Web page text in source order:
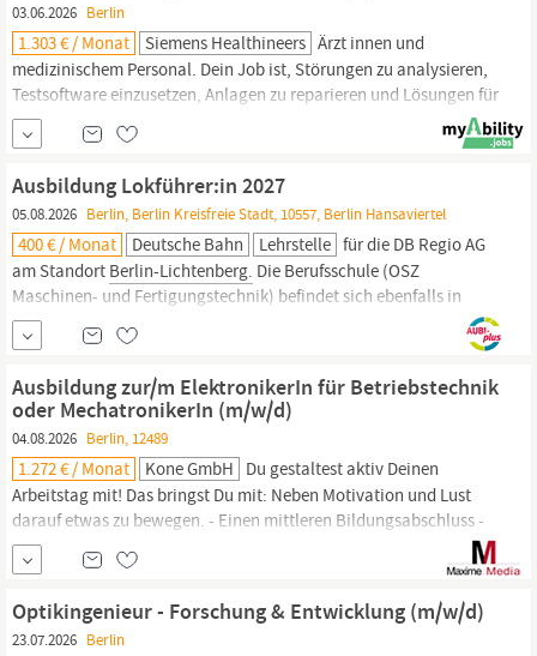
03.06.2026 Berlin
1.303 € / Monat Siemens Healthineers Ärzt innen und
medizinischem Personal. Dein Job ist, Störungen zu analysieren,
Testsoftware einzusetzen, Anlagen zu reparieren und Lösungen für
technische Probleme zu finden. Deine Arbeit ist superwichtig,
denn du sicherst die Qualität der Geräte und sorgst für zufriedene
undPhysikhast und...
Ausbildung Lokführer:in 2027
05.08.2026 Berlin, Berlin Kreisfreie Stadt, 10557, Berlin Hansaviertel
400 € / Monat Deutsche Bahn Lehrstelle für die DB Regio AG
am Standort Berlin-Lichtenberg. Die Berufsschule (OSZ
Maschinen- und Fertigungstechnik) befindet sich ebenfalls in
Berlin,
nahe U-Bahnhof Osloer Straße. Das erwartet dich in
deiner Ausbildung: Zu Beginn deiner Ausbildung als Lokführer:in
lernst du, was du beachten musst, um die Züge sicher und
pünktlich von A nach B...
Ausbildung zur/m ElektronikerIn für Betriebstechnik
oder MechatronikerIn (m/w/d)
04.08.2026 Berlin, 12489
1.272 € / Monat Kone GmbH Du gestaltest aktiv Deinen
Arbeitstag mit! Das bringst Du mit: Neben Motivation und Lust
darauf etwas zu bewegen. - Einen mittleren Bildungsabschluss -
Deine Lieblingsfächer sind z.B. Mathematik,
Informatik -
Du verfügst über ein ausgeprägtes handwerkliches Geschick mit
der Leidenschaft für Technik - Sehr gute Deutschkenntnisse - Du
bist...
Optikingenieur - Forschung & Entwicklung (m/w/d)
23.07.2026 Berlin